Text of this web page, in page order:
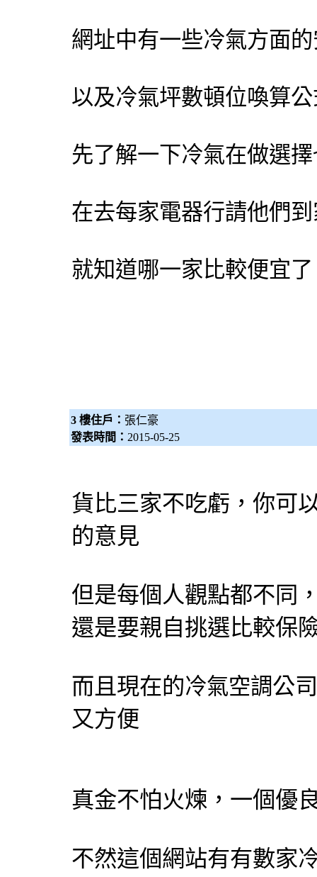
網址中有一些冷氣方面
以及冷氣坪數頓位喚算
先了解一下冷氣在做選
在去每家電器行請他們
就知道哪一家比較便宜了
3 樓住戶： 張仁豪
發表時間： 2015-05-25
貨比三家不吃虧，你可
的意見
但是每個人觀點都不同
還是要親自挑選比較保
而且現在的冷氣空調公
又方便
真金不怕火煉，一個優
不然這個網站有有數家